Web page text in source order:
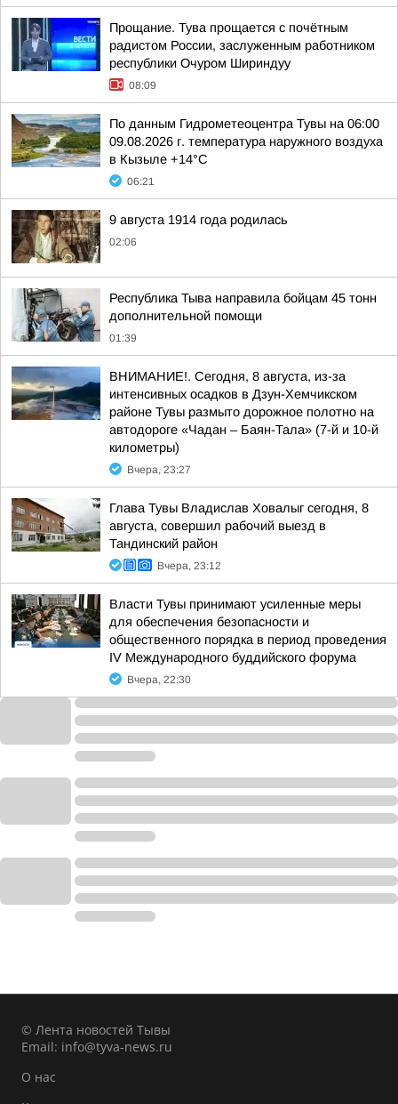
Прощание. Тува прощается с почётным
радистом России, заслуженным работником
республики Очуром Шириндуу
08:09
По данным Гидрометеоцентра Тувы на 06:00
09.08.2026 г. температура наружного воздуха
в Кызыле +14°С
06:21
9 августа 1914 года родилась
02:06
Республика Тыва направила бойцам 45 тонн
дополнительной помощи
01:39
ВНИМАНИЕ!. Сегодня, 8 августа, из-за
интенсивных осадков в Дзун-Хемчикском
районе Тувы размыто дорожное полотно на
автодороге «Чадан – Баян-Тала» (7-й и 10-й
километры)
Вчера, 23:27
Глава Тувы Владислав Ховалыг сегодня, 8
августа, совершил рабочий выезд в
Тандинский район
Вчера, 23:12
Власти Тувы принимают усиленные меры
для обеспечения безопасности и
общественного порядка в период проведения
IV Международного буддийского форума
Вчера, 22:30
© Лента новостей Тывы
Email: info@tyva-news.ru
О нас